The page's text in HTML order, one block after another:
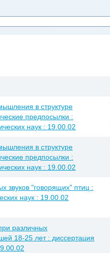
в структуре
предпосылки :
наук : 19.00.02
в структуре
предпосылки :
наук : 19.00.02
звуков "говорящих" птиц :
наук : 19.00.02
различных
18-25 лет : диссертация